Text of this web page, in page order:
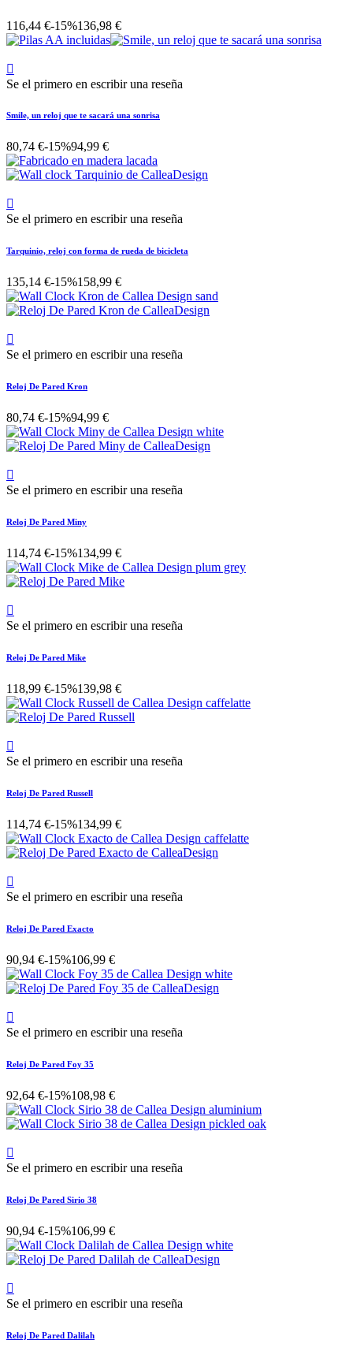
116,44 €-15%136,98 €

Se el primero en escribir una reseña
Smile, un reloj que te sacará una sonrisa
80,74 €-15%94,99 €

Se el primero en escribir una reseña
Tarquinio, reloj con forma de rueda de bicicleta
135,14 €-15%158,99 €

Se el primero en escribir una reseña
Reloj De Pared Kron
80,74 €-15%94,99 €

Se el primero en escribir una reseña
Reloj De Pared Miny
114,74 €-15%134,99 €

Se el primero en escribir una reseña
Reloj De Pared Mike
118,99 €-15%139,98 €

Se el primero en escribir una reseña
Reloj De Pared Russell
114,74 €-15%134,99 €

Se el primero en escribir una reseña
Reloj De Pared Exacto
90,94 €-15%106,99 €

Se el primero en escribir una reseña
Reloj De Pared Foy 35
92,64 €-15%108,98 €

Se el primero en escribir una reseña
Reloj De Pared Sirio 38
90,94 €-15%106,99 €

Se el primero en escribir una reseña
Reloj De Pared Dalilah